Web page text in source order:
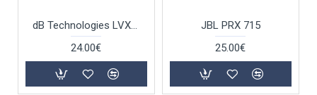
dB Technologies LVX 15
24.00€
JBL PRX 715
25.00€